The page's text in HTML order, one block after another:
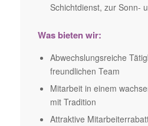
Schichtdienst, zur Sonn-
Was bieten wir:
Abwechslungsreiche
freundlichen Team
Mitarbeit in einem
mit Tradition
Attraktive